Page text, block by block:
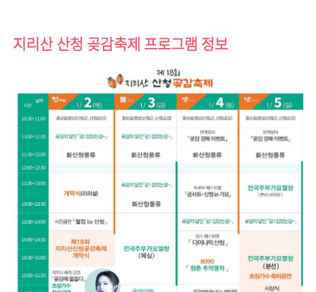
지리산 산청 곶감축제 프로그램 정보